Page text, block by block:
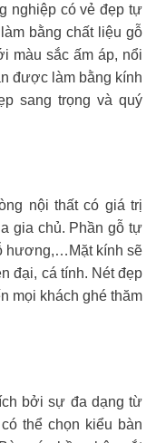
nghiệp có vẻ đẹp tự
bằng chất liệu gỗ
màu sắc ấm áp, nổi
được làm bằng kính
sang trọng và quý
nội thất có giá trị
gia chủ. Phần gỗ tự
hương,…Mặt kính sẽ
đại, cá tính. Nét đẹp
mọi khách ghé thăm
bởi sự đa dạng từ
thể chọn kiểu bàn